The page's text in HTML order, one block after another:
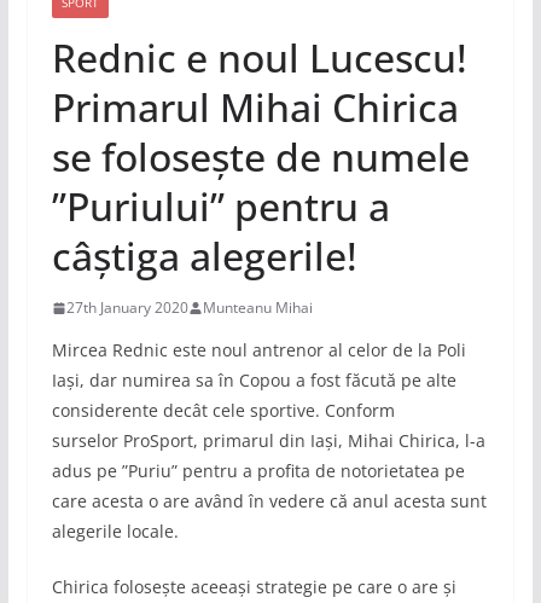
Rednic e noul Lucescu!
Primarul Mihai Chirica
se folosește de numele
”Puriului” pentru a
câștiga alegerile!
27th January 2020 Munteanu Mihai
Mircea Rednic este noul antrenor al celor de la Poli
Iași, dar numirea sa în Copou a fost făcută pe alte
considerente decât cele sportive. Conform
surselor ProSport, primarul din Iași, Mihai Chirica, l-a
adus pe ”Puriu” pentru a profita de notorietatea pe
care acesta o are având în vedere că anul acesta sunt
alegerile locale.
Chirica folosește aceeași strategie pe care o are și